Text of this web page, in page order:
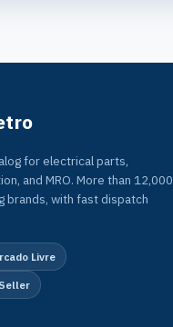
for electrical parts,
and MRO. More than 12,000
brands, with fast dispatch
Livre